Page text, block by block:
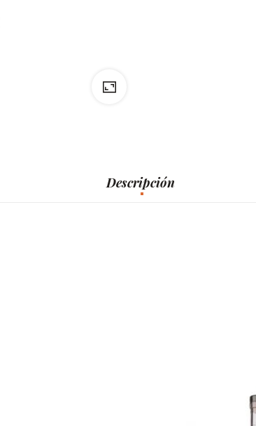
Descripción